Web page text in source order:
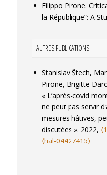
⟨10.3917/
03185592⟩
Pirone. Enseigner
crise sanitaire :
opportunités, 169,
⟨10.3917/
03213559⟩
Séverine Chauvel,
Pirone. Les
Filippo Pirone.
la République”: A
Education
70, 2020, 978-3-
030-56009-6_3⟩ .
Filippo Pirone. Les
scolaires ». Micro-
frontieres.Aux
Institutions,
universitaires de
AUTRES PUBLICATIONS
Stanislav Štech,
Pirone, Brigitte
« L’après-covid
ne peut pas servir
mesures hâtives,
discutées ». 2022,
⟨hal-04427415⟩